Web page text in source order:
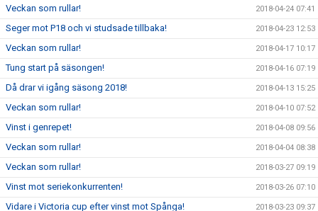
Veckan som rullar! 2018-04-24 07:41
Seger mot P18 och vi studsade tillbaka! 2018-04-23 12:53
Veckan som rullar! 2018-04-17 10:17
Tung start på säsongen! 2018-04-16 07:19
Då drar vi igång säsong 2018! 2018-04-13 15:25
Veckan som rullar! 2018-04-10 07:52
Vinst i genrepet! 2018-04-08 09:56
Veckan som rullar! 2018-04-04 08:38
Veckan som rullar! 2018-03-27 09:19
Vinst mot seriekonkurrenten! 2018-03-26 07:10
Vidare i Victoria cup efter vinst mot Spånga! 2018-03-23 09:37